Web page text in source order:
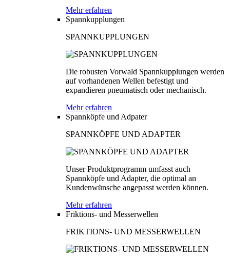
Mehr erfahren
Spannkupplungen
SPANNKUPPLUNGEN
Die robusten Vorwald Spannkupplungen werden
auf vorhandenen Wellen befestigt und
expandieren pneumatisch oder mechanisch.
Mehr erfahren
Spannköpfe und Adpater
SPANNKÖPFE UND ADAPTER
Unser Produktprogramm umfasst auch
Spannköpfe und Adapter, die optimal an
Kundenwünsche angepasst werden können.
Mehr erfahren
Friktions- und Messerwellen
FRIKTIONS- UND MESSERWELLEN